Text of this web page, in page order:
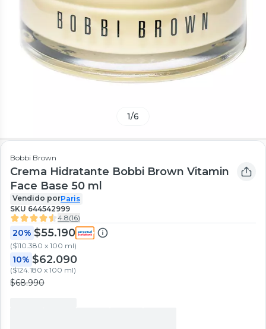
1/6
Bobbi Brown
Crema Hidratante Bobbi Brown Vitamin
Face Base 50 ml
Vendido porParis
SKU 644542999
4.8(16)
20% $55.190
($110.380 x 100 ml)
10% $62.090
($124.180 x 100 ml)
$68.990